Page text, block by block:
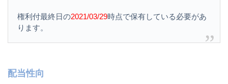
権利付最終日の2021/03/29時点で保有している必要があ
ります。
配当性向